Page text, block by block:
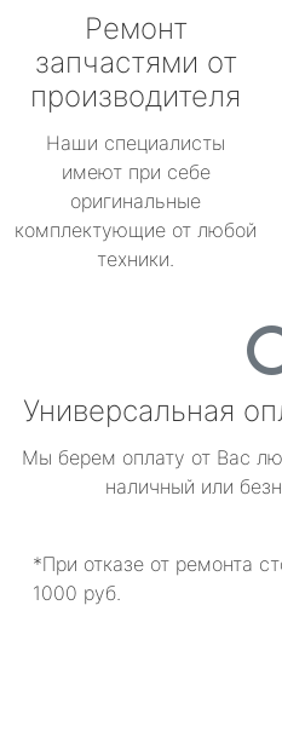
Ремонт
запчастями от
производителя
Наши специалисты
имеют при себе
оригинальные
комплектующие от любой
техники.
Универсальная
Мы берем оплату от Вас
наличный или
*При отказе от ремонта
1000 руб.